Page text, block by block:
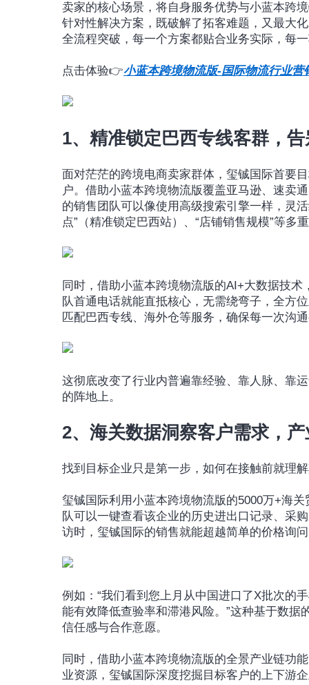
卖家的核心场景，将自身服务优势与小蓝本跨
针对性解决方案，既破解了拓客难题，又最大
全流程突破，每一个方案都贴合业务实际，每
点击体验👉小蓝本跨境物流版-国际物流行业营
1、精准锁定巴西专线客群，
面对茫茫的跨境电商卖家群体，玺铖国际首要
户。借助小蓝本跨境物流版覆盖亚马逊、速卖
的销售团队可以像使用高级搜索引擎一样，灵
点”（精准锁定巴西站）、“店铺销售规模”等
同时，借助小蓝本跨境物流版的AI+大数据技
队首通电话就能直抵核心，无需绕弯子，全方
匹配巴西专线、海外仓等服务，确保每一次沟
这彻底改变了行业内普遍靠经验、靠人脉、靠
的阵地上。
2、海关数据洞察客户需求，
找到目标企业只是第一步，如何在接触前就理
玺铖国际利用小蓝本跨境物流版的5000万+海
队可以一键查看该企业的历史进出口记录、采
访时，玺铖国际的销售就能超越简单的价格询
例如：“我们看到您上月从中国进口了X批次的
能有效降低查验率和滞港风险。”这种基于数
信任感与合作意愿。
同时，借助小蓝本跨境物流版的全景产业链功
业资源，玺铖国际深度挖掘目标客户的上下游